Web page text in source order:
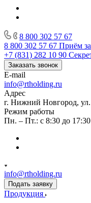
8 800 302 57 67
8 800 302 57 67 Приём
+7 (831) 282 10 90
Заказать звонок
E-mail
info@rtholding.ru
Адрес
г. Нижний Новгород,
Режим работы
Пн. – Пт.: с 8:30 до 17:30
info@rtholding.ru
Подать заявку
Продукция